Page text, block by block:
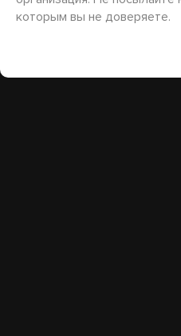
которым вы не доверяете.